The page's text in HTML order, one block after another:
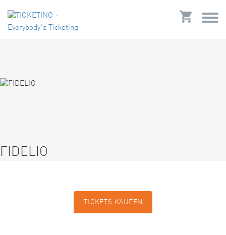
FIDELIO
TICKETS KAUFEN